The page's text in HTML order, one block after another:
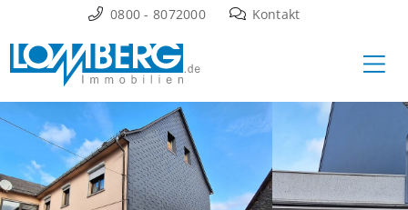
Inhalt
springen
0800 - 8072000 Kontakt